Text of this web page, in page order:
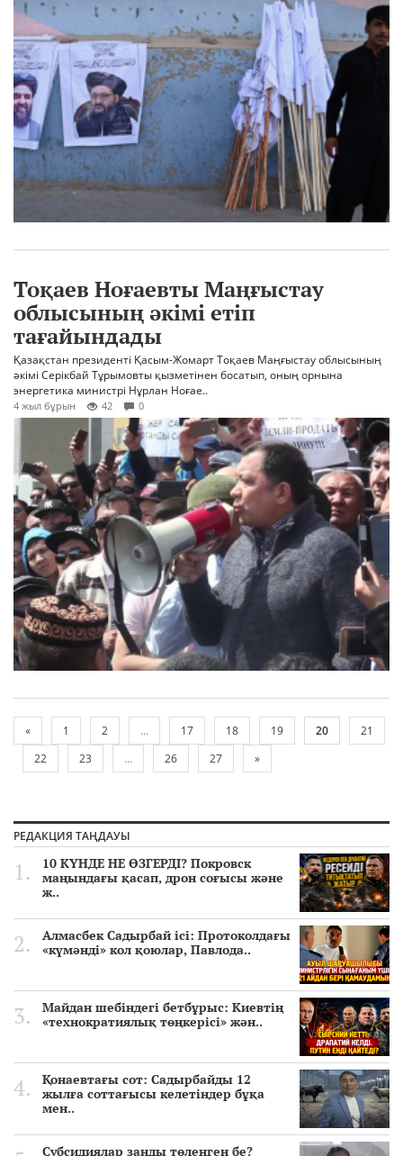
Тоқаев Ноғаевты Маңғыстау
облысының әкімі етіп
тағайындады
Қазақстан президенті Қасым-Жомарт Тоқаев Маңғыстау облысының
әкімі Серікбай Тұрымовты қызметінен босатып, оның орнына
энергетика министрі Нұрлан Ноғае..
4 жыл бұрын 42 0
« 1 2 ... 17 18 19 20
21
22
23 ... 26 27 »
РЕДАКЦИЯ ТАҢДАУЫ
10 КҮНДЕ НЕ ӨЗГЕРДІ? Покровск
маңындағы қасап, дрон соғысы және
ж..
Алмасбек Садырбай ісі: Протоколдағы
«күмәнді» кол қоюлар, Павлода..
Майдан шебіндегі бетбұрыс: Киевтің
«технократиялық төңкерісі» жән..
Қонаевтағы сот: Садырбайды 12
жылға соттағысы келетіндер бұқа
мен..
Субсидиялар заңды төленген бе?